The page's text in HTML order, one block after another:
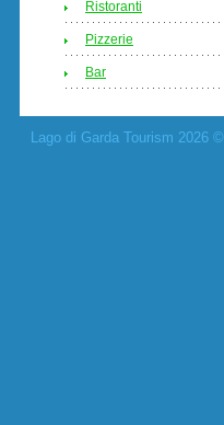
Ristoranti
Pizzerie
Bar
Lago di Garda Tourism 2026 ©